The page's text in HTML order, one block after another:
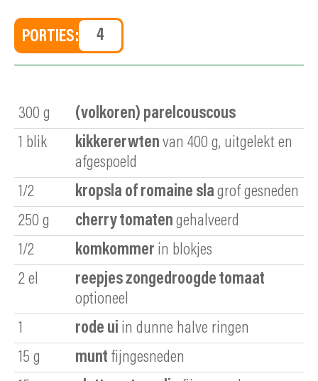
PORTIES:
300 g
(volkoren) parelcouscous
1 blik kikkererwten van 400 g, uitgelekt en
afgespoeld
1/2
kropsla of romaine sla grof gesneden
250 g cherry tomaten gehalveerd
1/2
komkommer in blokjes
2 el
reepjes zongedroogde tomaat
optioneel
1
rode ui in dunne halve ringen
15 g munt fijngesneden